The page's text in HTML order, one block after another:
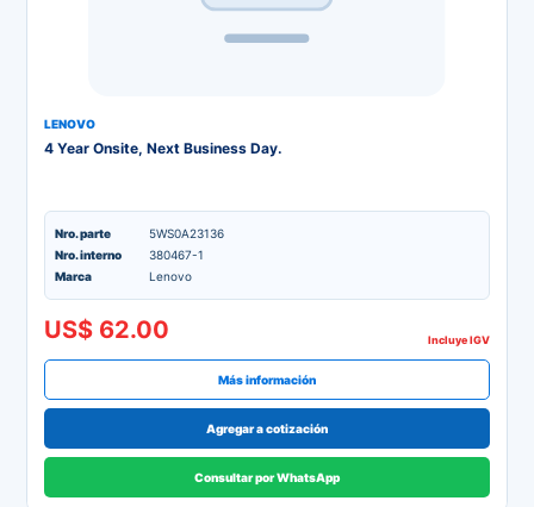
LENOVO
4 Year Onsite, Next Business Day.
Nro. parte
5WS0A23136
Nro. interno
380467-1
Marca
Lenovo
US$ 62.00 Incluye IGV
Más información
Agregar a cotización
Consultar por WhatsApp